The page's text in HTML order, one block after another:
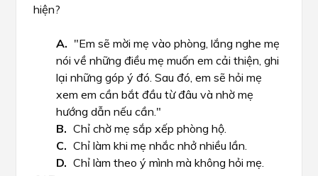
hiện?
"Em sẽ mời mẹ vào phòng, lắng nghe mẹ
nói về những điều mẹ muốn em cải thiện, ghi
lại những góp ý đó. Sau đó, em sẽ hỏi mẹ
xem em cần bắt đầu từ đâu và nhờ mẹ
hướng dẫn nếu cần."
Chỉ chờ mẹ sắp xếp phòng hộ.
Chỉ làm khi mẹ nhắc nhở nhiều lần.
Chỉ làm theo ý mình mà không hỏi mẹ.